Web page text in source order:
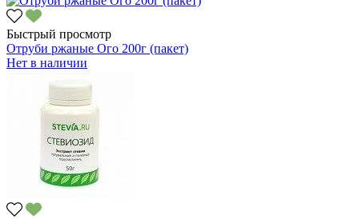
Быстрый просмотр
Отруби ржаные Ого 200г (пакет)
Нет в наличии